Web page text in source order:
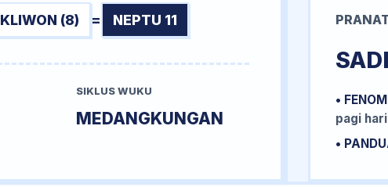
KLIWON (8) = NEPTU 11
SIKLUS WUKU
MEDANGKUNGAN
•
pagi hari
•